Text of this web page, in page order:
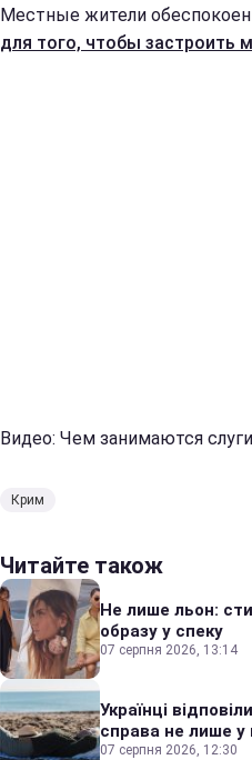
Местные жители
для того, чтобы застроить
Видео: Чем занимаются
Крим
Читайте також
Не лише льон:
образу у спеку
07 серпня 2026, 13:14
Українці
справа не лише у
07 серпня 2026, 12:30